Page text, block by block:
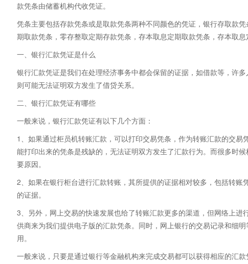
款凭条由储蓄机构代收凭证。
凭条主要包括存款凭条或是取款凭条两种不同颜色的凭证，银行存取款
期取款凭条，零存整取定期存款凭条，存本取息定期取款凭条，存本取
一、银行汇款凭证是什么
银行汇款凭证是我们在处理经济事务中都会保留的证据，如借款等，许
则可能无法证明双方发生了借贷关系。
二、银行汇款凭证有哪些
一般来说，银行汇款凭证有以下几个方面：
1、如果通过柜员机转账汇款，可以打印交易凭条，作为转账汇款的交
能打印出来的凭条是残缺的，无法证明双方发生了汇款行为。而很多时
要原因。
2、如果在银行柜台进行汇款转账，其所提供的证据相对较多，包括转
的证据。
3、另外，网上交易的快速发展也给了转账汇款更多的渠道，但网络上
供商来为我们提供电子版的汇款凭条。同时，网上银行的交易记录和细
用。
一般来说，只要是通过银行等金融机构来完成交易都可以获得相应的汇